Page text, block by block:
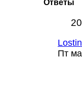
Ответы
Пт